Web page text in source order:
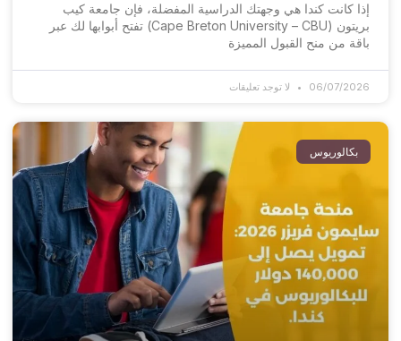
إذا كانت كندا هي وجهتك الدراسية المفضلة، فإن جامعة كيب
بريتون (Cape Breton University – CBU) تفتح أبوابها لك عبر
باقة من منح القبول المميزة
06/07/2026 لا توجد تعليقات
بكالوريوس